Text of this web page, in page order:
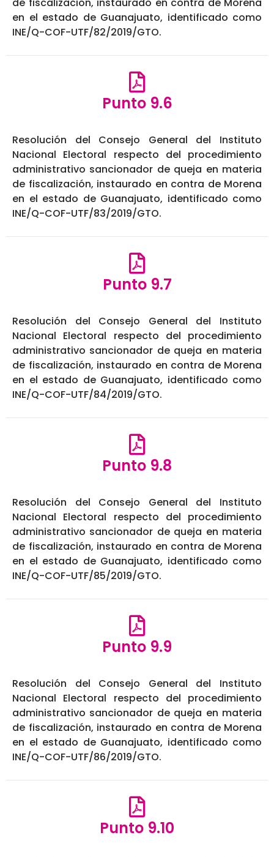
de fiscalización, instaurado en contra de Morena
en el estado de Guanajuato, identificado como
INE/Q-COF-UTF/82/2019/GTO.
Punto 9.6
Resolución del Consejo General del Instituto
Nacional Electoral respecto del procedimiento
administrativo sancionador de queja en materia
de fiscalización, instaurado en contra de Morena
en el estado de Guanajuato, identificado como
INE/Q-COF-UTF/83/2019/GTO.
Punto 9.7
Resolución del Consejo General del Instituto
Nacional Electoral respecto del procedimiento
administrativo sancionador de queja en materia
de fiscalización, instaurado en contra de Morena
en el estado de Guanajuato, identificado como
INE/Q-COF-UTF/84/2019/GTO.
Punto 9.8
Resolución del Consejo General del Instituto
Nacional Electoral respecto del procedimiento
administrativo sancionador de queja en materia
de fiscalización, instaurado en contra de Morena
en el estado de Guanajuato, identificado como
INE/Q-COF-UTF/85/2019/GTO.
Punto 9.9
Resolución del Consejo General del Instituto
Nacional Electoral respecto del procedimiento
administrativo sancionador de queja en materia
de fiscalización, instaurado en contra de Morena
en el estado de Guanajuato, identificado como
INE/Q-COF-UTF/86/2019/GTO.
Punto 9.10